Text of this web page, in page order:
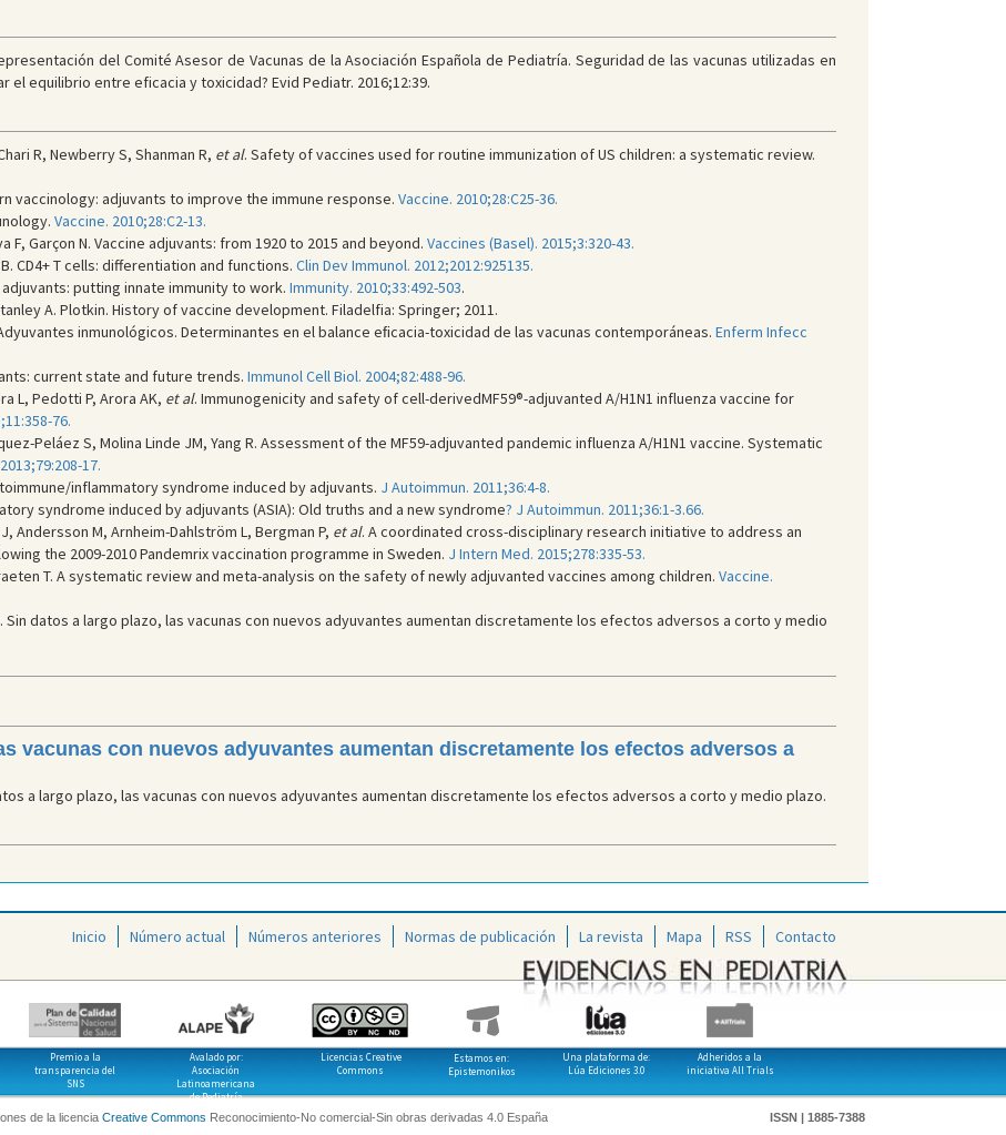
del Comité Asesor de Vacunas de la Asociación Española de Pediatría. Seguridad de las vacunas utilizadas en
el equilibrio entre eficacia y toxicidad? Evid Pediatr. 2016;12:39.
R, Newberry S, Shanman R, et al. Safety of vaccines used for routine immunization of US children: a systematic review.
vaccinology: adjuvants to improve the immune response. Vaccine. 2010;28:C25-36.
Vaccine. 2010;28:C2-13.
F, Garçon N. Vaccine adjuvants: from 1920 to 2015 and beyond. Vaccines (Basel). 2015;3:320-43.
CD4+ T cells: differentiation and functions. Clin Dev Immunol. 2012;2012:925135.
adjuvants: putting innate immunity to work. Immunity. 2010;33:492-503.
A. Plotkin. History of vaccine development. Filadelfia: Springer; 2011.
inmunológicos. Determinantes en el balance eﬁcacia-toxicidad de las vacunas contemporáneas. Enferm Infecc
current state and future trends. Immunol Cell Biol. 2004;82:488-96.
L, Pedotti P, Arora AK, et al. Immunogenicity and safety of cell-derivedMF59®-adjuvanted A/H1N1 influenza vaccine for
76.
Peláez S, Molina Linde JM, Yang R. Assessment of the MF59-adjuvanted pandemic influenza A/H1N1 vaccine. Systematic
17.
inflammatory syndrome induced by adjuvants. J Autoimmun. 2011;36:4-8.
syndrome induced by adjuvants (ASIA): Old truths and a new syndrome? J Autoimmun. 2011;36:1-3.66.
Andersson M, Arnheim-Dahlström L, Bergman P, et al. A coordinated cross-disciplinary research initiative to address an
the 2009-2010 Pandemrix vaccination programme in Sweden. J Intern Med. 2015;278:335-53.
T. A systematic review and meta-analysis on the safety of newly adjuvanted vaccines among children. Vaccine.
Sin datos a largo plazo, las vacunas con nuevos adyuvantes aumentan discretamente los efectos adversos a corto y medio
vacunas con nuevos adyuvantes aumentan discretamente los efectos adversos a
a largo plazo, las vacunas con nuevos adyuvantes aumentan discretamente los efectos adversos a corto y medio plazo.
Inicio Número actual Números anteriores Normas de publicación La revista Mapa RSS Contacto
Premio a la
transparencia del
SNS
Avalado por:
Asociación
Latinoamericana
de Pediatría
Licencias Creative
Commons
Estamos en:
Epistemonikos
Una plataforma de:
Lúa Ediciones 3.0
Adheridos a la
iniciativa All Trials
de la licencia Creative Commons Reconocimiento-No comercial-Sin obras derivadas 4.0 España ISSN | 1885-7388